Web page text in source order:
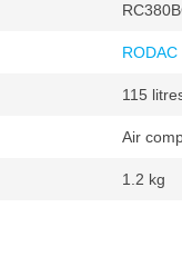
RODAC
115
Air
1.2 kg